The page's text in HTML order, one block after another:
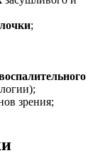
;
зрения;